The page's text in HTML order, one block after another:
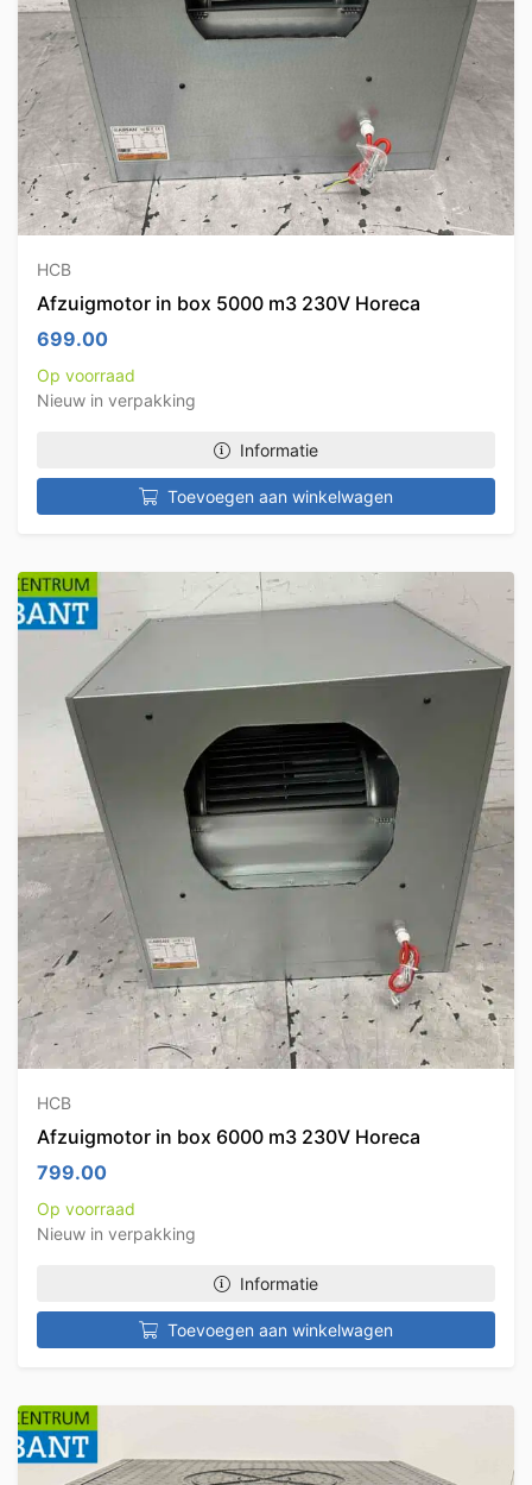
HCB
Afzuigmotor in box 5000 m3 230V Horeca
699.00
Op voorraad
Nieuw in verpakking
Informatie
Toevoegen aan winkelwagen
HCB
Afzuigmotor in box 6000 m3 230V Horeca
799.00
Op voorraad
Nieuw in verpakking
Informatie
Toevoegen aan winkelwagen